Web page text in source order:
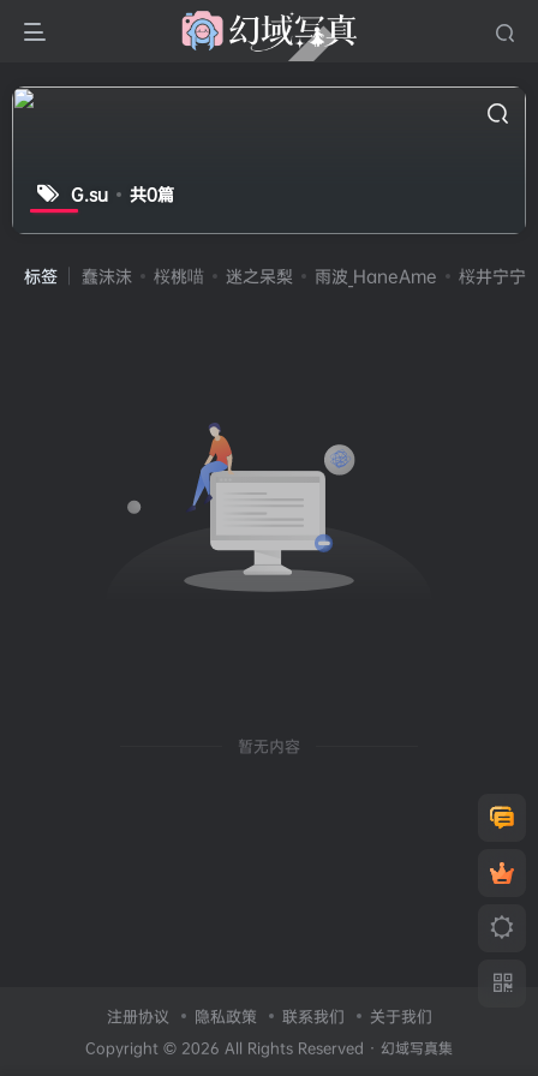
G.su 共0篇
标签 蠢沫沫 桜桃喵 迷之呆梨 雨波_HaneAme 桜井宁宁(
暂无内容
注册协议 隐私政策 联系我们 关于我们
Copyright © 2026 All Rights Reserved · 幻域写真集